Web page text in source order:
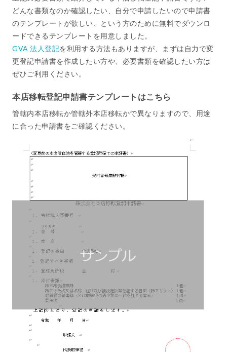
どんな書類なのか確認したい、自分で申請したいので申請書
のテンプレートが欲しい、という方のために無料でダウンロ
ードできるテンプレートを用意しました。
GVA 法人登記を利用する方法もありますが、まずは自力で変
更登記申請書を作成したい方や、必要書類を確認したい方は
ぜひご利用ください。
本店移転登記申請書テンプレートはこちら
管轄内本店移転か管轄外本店移転かで異なりますので、用途
に合った申請書をご確認ください。